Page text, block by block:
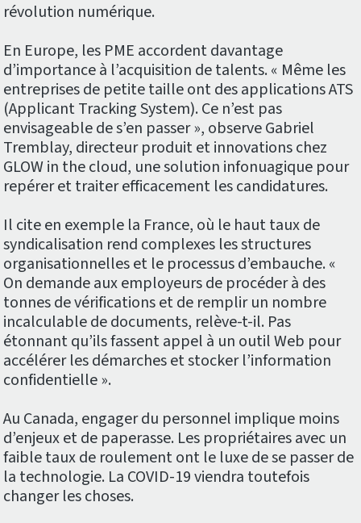
révolution numérique.
En Europe, les PME accordent davantage
d’importance à l’acquisition de talents. « Même les
entreprises de petite taille ont des applications ATS
(Applicant Tracking System). Ce n’est pas
envisageable de s’en passer », observe Gabriel
Tremblay, directeur produit et innovations chez
GLOW in the cloud, une solution infonuagique pour
repérer et traiter efficacement les candidatures.
Il cite en exemple la France, où le haut taux de
syndicalisation rend complexes les structures
organisationnelles et le processus d’embauche. «
On demande aux employeurs de procéder à des
tonnes de vérifications et de remplir un nombre
incalculable de documents, relève-t-il. Pas
étonnant qu’ils fassent appel à un outil Web pour
accélérer les démarches et stocker l’information
confidentielle ».
Au Canada, engager du personnel implique moins
d’enjeux et de paperasse. Les propriétaires avec un
faible taux de roulement ont le luxe de se passer de
la technologie. La COVID-19 viendra toutefois
changer les choses.